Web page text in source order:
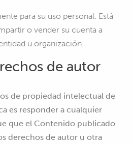
para su uso personal. Está
o vender su cuenta a
u organización.
de autor
de propiedad intelectual de
es responder a cualquier
que el Contenido publicado
derechos de autor u otra